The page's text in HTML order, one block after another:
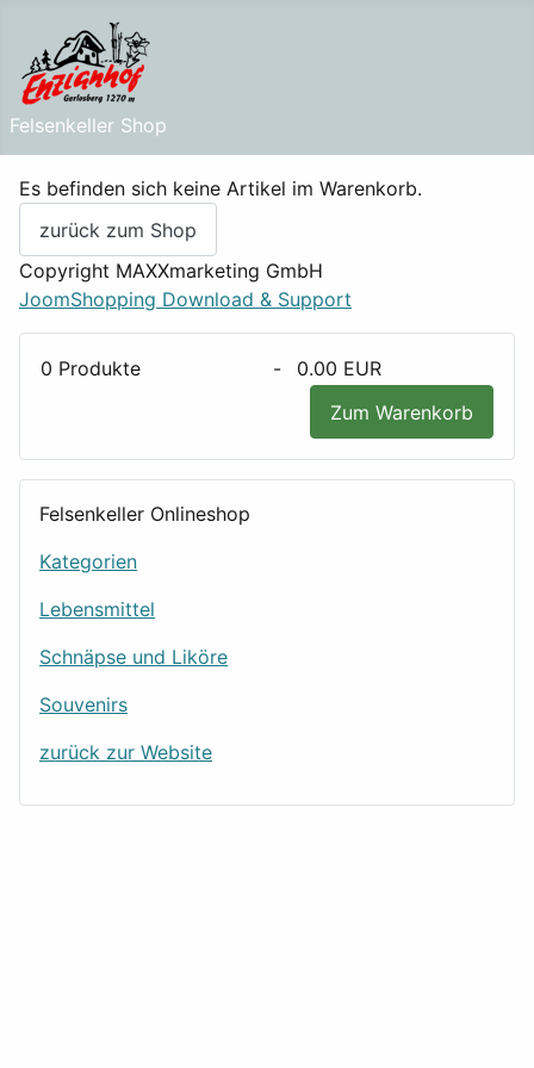
Felsenkeller Shop
0 Produkte -
0.00 EUR
Zum Warenkorb
Felsenkeller Onlineshop
Kategorien
Lebensmittel
Schnäpse und Liköre
Souvenirs
zurück zur Website
Es befinden sich keine Artikel im Warenkorb.
zurück zum Shop
Copyright MAXXmarketing GmbH
JoomShopping Download & Support